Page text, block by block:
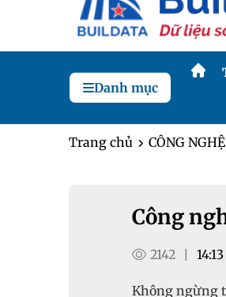
Danh mục
Trang chủ CÔNG
Công
2142
Không ngừng